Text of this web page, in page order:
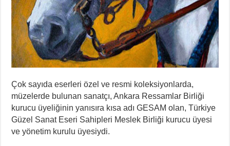
Çok sayıda eserleri özel ve resmi koleksiyonlarda,
müzelerde bulunan sanatçı, Ankara Ressamlar Birliği
kurucu üyeliğinin yanısıra kısa adı GESAM olan, Türkiye
Güzel Sanat Eseri Sahipleri Meslek Birliği kurucu üyesi
ve yönetim kurulu üyesiydi.